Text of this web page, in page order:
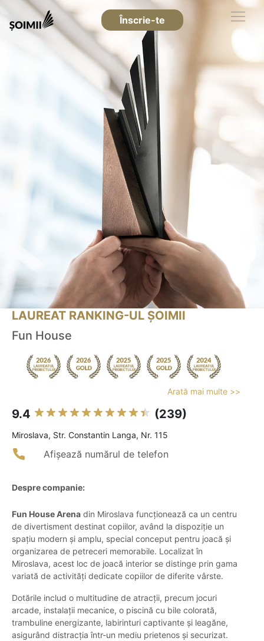
Înscrie-te
LAUREAT RANKING-UL ȘOIMII
Fun House
Arată mai multe >>
9.4 (239)
Miroslava, Str. Constantin Langa, Nr. 115
Afișează numărul de telefon
Despre companie:
Fun House Arena din Miroslava funcționează ca un centru
de divertisment destinat copiilor, având la dispoziție un
spațiu modern și amplu, special conceput pentru joacă și
organizarea de petreceri memorabile. Localizat în
Miroslava, acest loc de joacă interior se distinge prin gama
variată de activități dedicate copiilor de diferite vârste.
Dotările includ o multitudine de atracții, precum jocuri
arcade, instalații mecanice, o piscină cu bile colorată,
trambuline energizante, labirinturi captivante și leagăne,
asigurând distracția într-un mediu prietenos și securizat.